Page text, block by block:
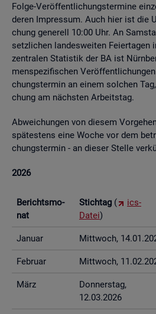
Folge-Ver­öf­fent­li­chungs­ter­mi­ne
deren Im­pres­sum. Auch hier ist die
chung ge­ne­rell 10:00 Uhr. An
setz­li­chen lan­des­wei­ten Fei­er­ta­gen
zen­tra­len Sta­tis­tik der BA ist
men­spe­zi­fi­schen
chungs­ter­min an einem sol­chen
chung am nächs­ten Ar­beits­tag.
Ab­wei­chun­gen von die­sem
spä­tes­tens eine Woche vor dem
chungs­ter­min - an die­ser Stel­le
2026
Be­richts­mo­
nat
Stich­tag (
ics-
Datei)
Ja­nu­ar Mitt­woch,
Fe­bru­ar Mitt­woch,
März
Don­ners­tag,
12.03.2026